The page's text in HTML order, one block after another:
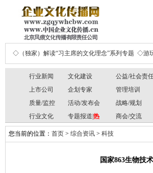
◇（独家）解读“习主席的文化理念”系列专题 ◇游
行业新闻 文化建设 公益/社会责
上市公司
企划专家 管理培训
质量/监控
活动/发布会 战略/规划
行业文化
专题报道| 热 商会/交流
您当前的位置： 首页 > 综合资讯 > 科技
国家863生物技